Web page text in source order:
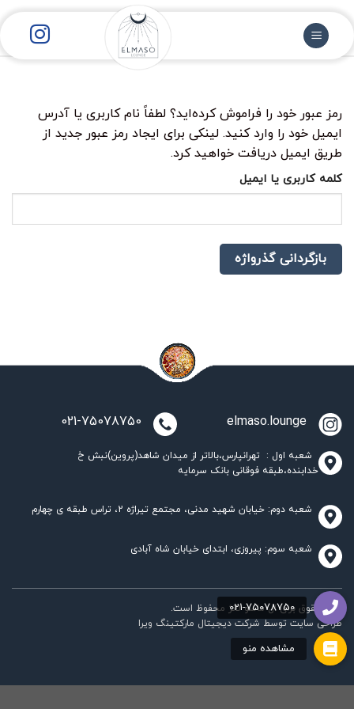
محتوا
رمز عبور خود را فراموش کرده‌اید؟ لطفاً نام کاربری یا آدرس
ایمیل خود را وارد کنید. لینکی برای ایجاد رمز عبور جدید از
طریق ایمیل دریافت خواهید کرد.
کلمه کاربری یا ایمیل
بازگردانی گذرواژه
elmaso.lounge
شعبه اول : تهرانپارس،بالاتر از میدان شاهد(پروین)نبش خ
خدابنده،طبقه فوقانی بانک سرمایه
شعبه دوم: خیابان شهید مدنی، مجتمع تیراژه 2، تراس طبقه ی چهارم
شعبه سوم: پیروزی، ابتدای خیابان شاه آبادی
تمام حقوق برای ال ماسو لانژ محفوظ است.
طراحی سایت توسط شرکت دیجیتال مارکتینگ ویرا